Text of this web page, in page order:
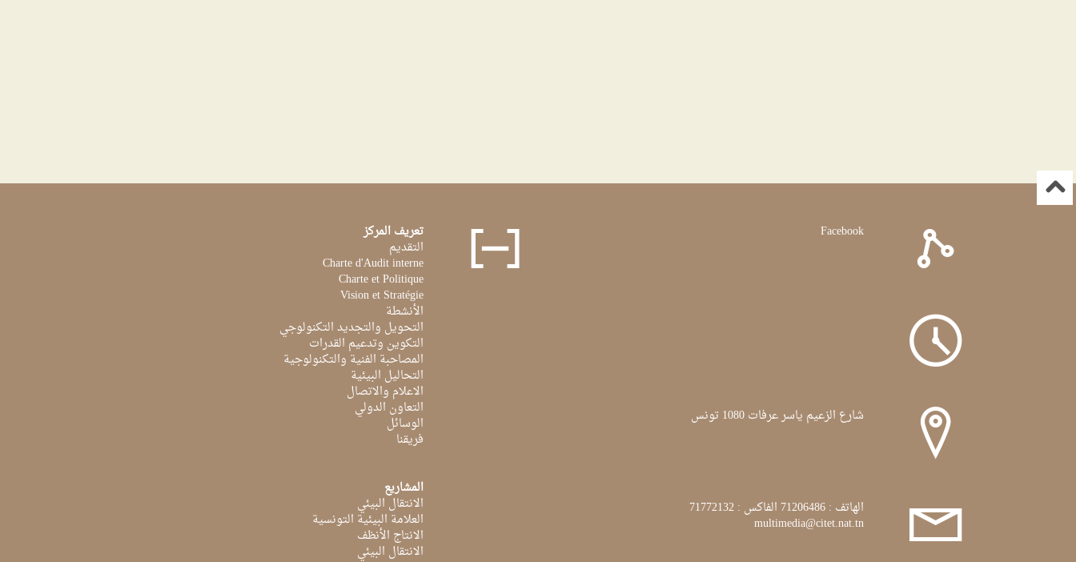
Facebook
شارع الزعيم ياسر عرفات 1080 تونس
الهاتف : 71206486 الفاكس : 71772132
multimedia@citet.nat.tn
تعريف المركز
التقديم
Charte d'Audit interne
Charte et Politique
Vision et Stratégie
الأنشطة
التحويل والتجديد التكنولوجي
التكوين وتدعيم القدرات
المصاحبة الفنية والتكنولوجية
التحاليل البيئية
الاعلام والاتصال
التعاون الدولي
الوسائل
فريقنا
المشاريع
الانتقال البيئي
العلامة البيئية التونسية
الانتاج الأنظف
الانتقال البيئي